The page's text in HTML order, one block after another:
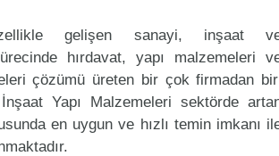
gelişen sanayi, inşaat
hırdavat, yapı malzemeleri
çözümü üreten bir çok firmadan
Yapı Malzemeleri sektörde
en uygun ve hızlı temin imkanı